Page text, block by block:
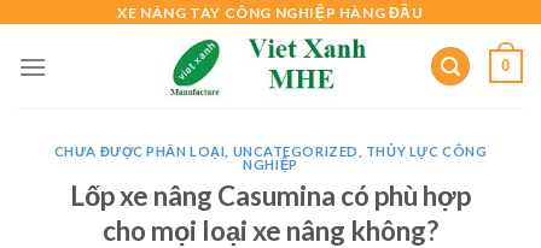
content
XE NÂNG TAY CÔNG NGHIỆP HÀNG ĐẦU
0
CHƯA ĐƯỢC PHÂN LOẠI UNCATEGORIZED
THỦY LỰC CÔNG
NGHIỆP
Lốp xe nâng Casumina có phù hợp
cho mọi loại xe nâng không?